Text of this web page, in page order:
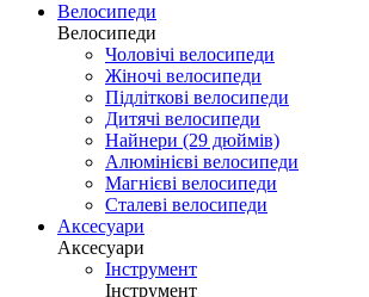
Велосипеди
Велосипеди
Чоловічі велосипеди
Жіночі велосипеди
Підліткові велосипеди
Дитячі велосипеди
Найнери (29 дюймів)
Алюмінієві велосипеди
Магнієві велосипеди
Сталеві велосипеди
Аксесуари
Аксесуари
Інструмент
Інструмент